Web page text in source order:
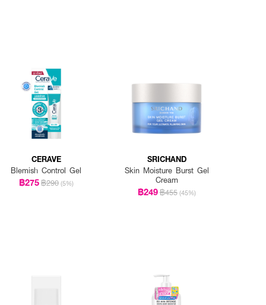
CERAVE
Blemish Control Gel
฿275฿290 (5%)
SRICHAND
Skin Moisture Burst Gel
Cream
฿249฿455 (45%)